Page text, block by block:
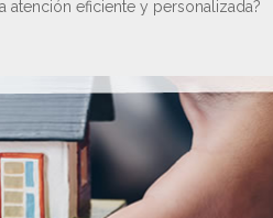
atención eficiente y personalizada?